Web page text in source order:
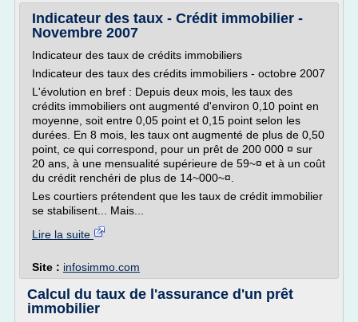
Indicateur des taux - Crédit immobilier -
Novembre 2007
Indicateur des taux de crédits immobiliers
Indicateur des taux des crédits immobiliers - octobre 2007
L'évolution en bref : Depuis deux mois, les taux des
crédits immobiliers ont augmenté d'environ 0,10 point en
moyenne, soit entre 0,05 point et 0,15 point selon les
durées. En 8 mois, les taux ont augmenté de plus de 0,50
point, ce qui correspond, pour un prêt de 200 000 ¤ sur
20 ans, à une mensualité supérieure de 59~¤ et à un coût
du crédit renchéri de plus de 14~000~¤.
Les courtiers prétendent que les taux de crédit immobilier
se stabilisent... Mais...
Lire la suite
Site : infosimmo.com
Calcul du taux de l'assurance d'un prêt
immobilier